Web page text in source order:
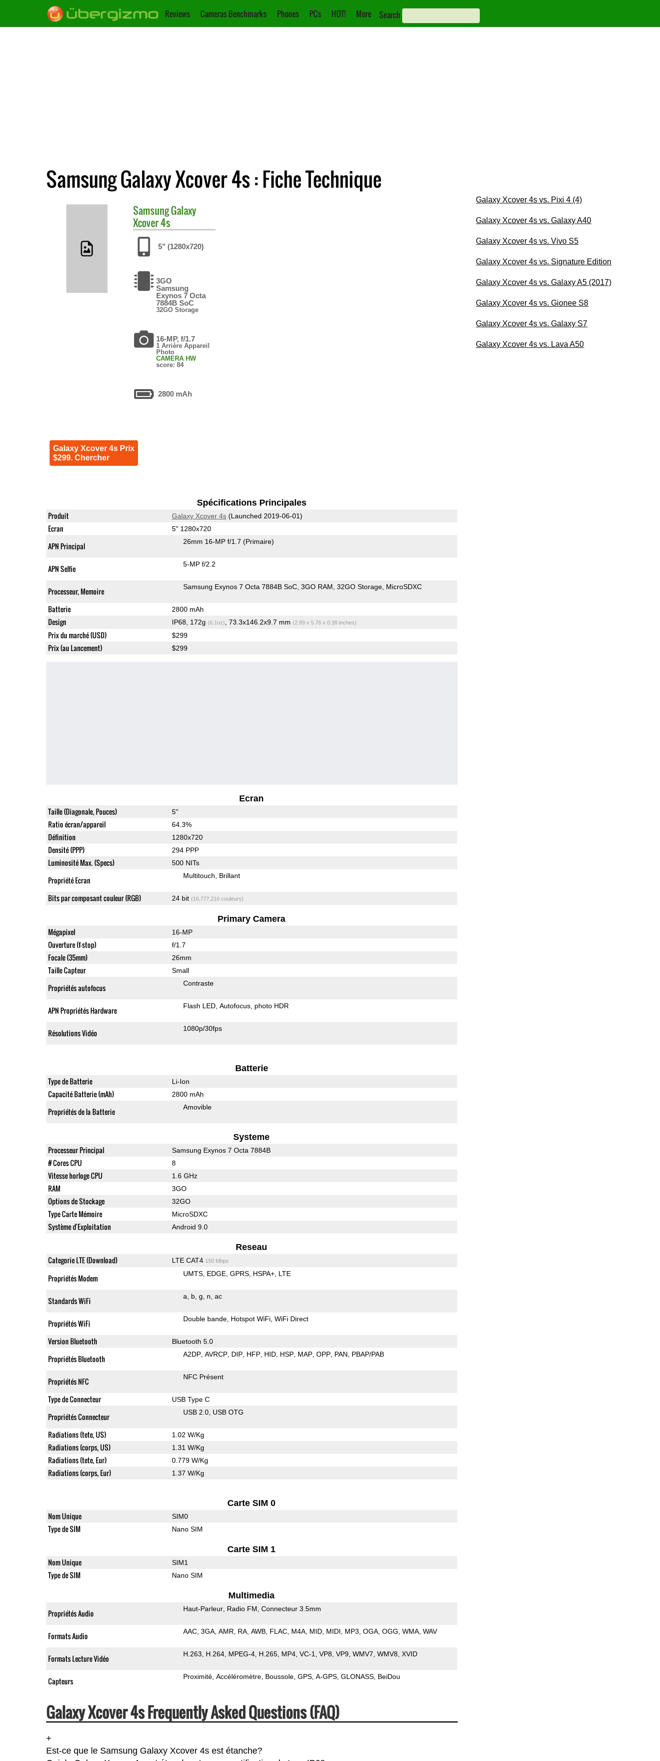
Reviews Cameras Benchmarks Phones PCs HOT! More Search
Samsung Galaxy Xcover 4s : Fiche Technique
SamsungGalaxy
Xcover 4s
5" (1280x720)
3GO
Samsung
Exynos 7 Octa
7884B SoC
32GO Storage
16-MP, f/1.7
1 Arrière Appareil
Photo
CAMERA HW
score: 84
2800 mAh
Galaxy Xcover 4s Prix
$299. Chercher
Spécifications Principales
Produit Galaxy Xcover 4s(Launched 2019-06-01)
Ecran 5" 1280x720
APN Principal 26mm 16-MP f/1.7 (Primaire)
APN Selfie 5-MP f/2.2
Processeur, Memoire Samsung Exynos 7 Octa 7884B SoC 3GO RAM 32GO Storage MicroSDXC
Batterie 2800 mAh
Design IP68, 172g (6.1oz) , 73.3x146.2x9.7 mm (2.89 x 5.76 x 0.38 inches)
Prix du marché (USD) $299
Prix (au Lancement) $299
Ecran
Taille (Diagonale, Pouces) 5"
Ratio écran/appareil 64.3%
Définition 1280x720
Densité (PPP) 294 PPP
Luminosité Max. (Specs) 500 NITs
Propriété Ecran Multitouch Brillant
Bits par composant couleur (RGB) 24 bit (16,777,216 couleurs)
Primary Camera
Mégapixel 16-MP
Ouverture (f-stop) f/1.7
Focale (35mm) 26mm
Taille Capteur Small
Propriétés autofocus Contraste
APN Propriétés Hardware Flash LED Autofocus photo HDR
Résolutions Vidéo 1080p/30fps
Batterie
Type de Batterie Li-Ion
Capacité Batterie (mAh) 2800 mAh
Propriétés de la Batterie Amovible
Systeme
Processeur Principal Samsung Exynos 7 Octa 7884B
# Cores CPU 8
Vitesse horloge CPU 1.6 GHz
RAM 3GO
Options de Stockage 32GO
Type Carte Mémoire MicroSDXC
Système d'Exploitation Android 9.0
Reseau
Categorie LTE (Download) LTE CAT4 150 Mbps
Propriétés Modem UMTS EDGE GPRS HSPA+ LTE
Standards WiFi a b g n ac
Propriétés WiFi Double bande Hotspot WiFi WiFi Direct
Version Bluetooth Bluetooth 5.0
Propriétés Bluetooth A2DP AVRCP DIP HFP HID HSP MAP OPP PAN PBAP/PAB
Propriétés NFC NFC Présent
Type de Connecteur USB Type C
Propriétés Connecteur USB 2.0 USB OTG
Radiations (tete, US) 1.02 W/Kg
Radiations (corps, US) 1.31 W/Kg
Radiations (tete, Eur) 0.779 W/Kg
Radiations (corps, Eur) 1.37 W/Kg
Carte SIM 0
Nom Unique SIM0
Type de SIM Nano SIM
Carte SIM 1
Nom Unique SIM1
Type de SIM Nano SIM
Multimedia
Propriétés Audio Haut-Parleur Radio FM Connecteur 3.5mm
Formats Audio AAC 3GA AMR RA AWB FLAC M4A MID MIDI MP3 OGA OGG WMA WAV
Formats Lecture Vidéo H.263 H.264 MPEG-4 H.265 MP4 VC-1 VP8 VP9 WMV7 WMV8 XVID
Capteurs Proximité Accéléromètre Boussole GPS A-GPS GLONASS BeiDou
Galaxy Xcover 4s Frequently Asked Questions (FAQ)
+
Est-ce que le Samsung Galaxy Xcover 4s est étanche?
Galaxy Xcover 4s vs. Pixi 4 (4)
Galaxy Xcover 4s vs. Galaxy A40
Galaxy Xcover 4s vs. Vivo S5
Galaxy Xcover 4s vs. Signature Edition
Galaxy Xcover 4s vs. Galaxy A5 (2017)
Galaxy Xcover 4s vs. Gionee S8
Galaxy Xcover 4s vs. Galaxy S7
Galaxy Xcover 4s vs. Lava A50